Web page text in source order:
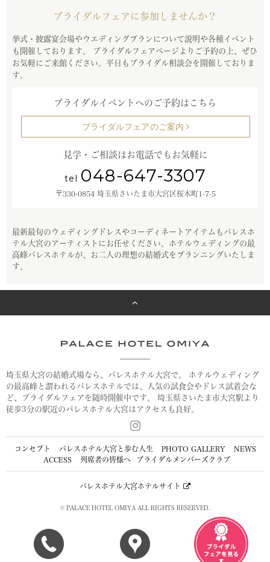
ブライダルフェアに参加しませんか？
挙式・披露宴会場やウエディングプランについて説明や各種イベント
も開催しております。
ブライダルフェアページよりご予約の上、ぜひ
お気軽にご来館ください。平日もブライダル相談会を開催しておりま
す。
ブライダルイベントへのご予約はこちら
ブライダルフェアのご案内
見学・ご相談はお電話でもお気軽に
tel 048-647-3307
〒330-0854 埼玉県さいたま市大宮区桜木町1-7-5
最新最旬のウェディングドレスやコーディネートアイテムもパレスホ
テル大宮のアーティストにお任せください。 ホテルウェディングの最
高峰パレスホテルが、お二人の理想の結婚式をプランニングいたしま
す。
埼玉県大宮の結婚式場なら、パレスホテル大宮で。
ホテルウェディング
の最高峰と謂われるパレスホテルでは、人気の試食会やドレス試着会な
ど、ブライダルフェアを随時開催中です。
埼玉県さいたま市大宮駅より
徒歩3分の駅近のパレスホテル大宮はアクセスも良好。
コンセプト パレスホテル大宮と歩む人生 PHOTO GALLERY
NEWS
ACCESS
列席者の皆様へ ブライダルメンバーズクラブ
パレスホテル大宮ホテルサイト
© PALACE HOTEL OMIYA ALL RIGHTS RESERVED.